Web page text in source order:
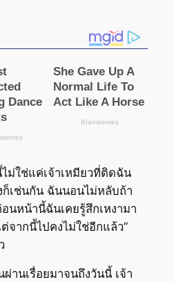
ม่ใช่แค่เจ้าเหมียวที่ติดฉัน
ก็เช่นกัน ฉันนอนไม่หลับถ้า
นหน้านี้ฉันเคยรู้สึกเหงามา
จากนี้ไปคงไม่ใช่อีกแล้ว”
านเรื่อยมาจนถึงวันนี้ เจ้า